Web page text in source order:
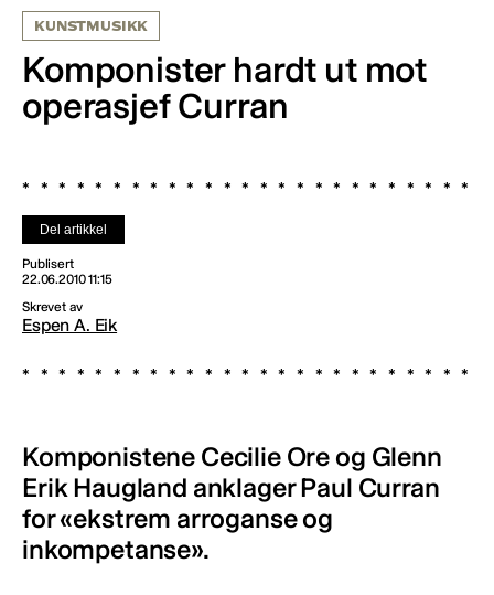
KUNSTMUSIKK
Komponister hardt ut mot
operasjef Curran
Del artikkel
Publisert
22.06.2010 11:15
Skrevet av
Espen A. Eik
Komponistene Cecilie Ore og Glenn
Erik Haugland anklager Paul Curran
for «ekstrem arroganse og
inkompetanse».